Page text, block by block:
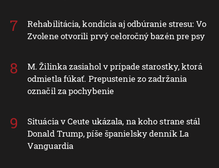
Rehabilitácia, kondícia aj odbúranie stresu: Vo
Zvolene otvorili prvý celoročný bazén pre psy
M. Žilinka zasiahol v prípade starostky, ktorá
odmietla fúkať. Prepustenie zo zadržania
označil za pochybenie
Situácia v Ceute ukázala, na koho strane stál
Donald Trump, píše španielsky denník La
Vanguardia